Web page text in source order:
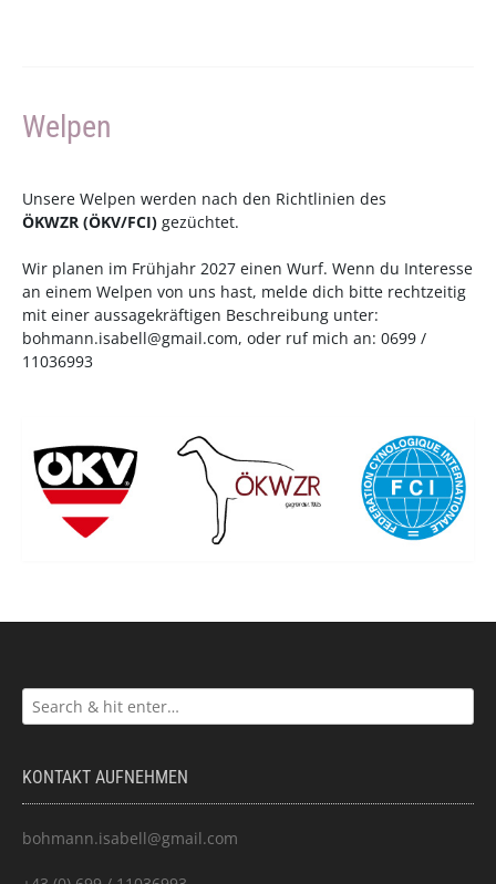
Welpen
Unsere Welpen werden nach den Richtlinien des
ÖKWZR (ÖKV/FCI) gezüchtet.
Wir planen im Frühjahr 2027 einen Wurf. Wenn du Interesse
an einem Welpen von uns hast, melde dich bitte rechtzeitig
mit einer aussagekräftigen Beschreibung unter:
bohmann.isabell@gmail.com, oder ruf mich an: 0699 /
11036993
KONTAKT AUFNEHMEN
bohmann.isabell@gmail.com